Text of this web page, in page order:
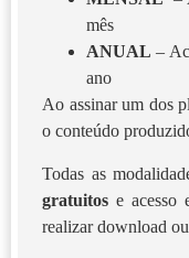
mês
ANUAL –
ano
Ao assinar um dos
o conteúdo
Todas as
gratuitos e acesso
realizar download